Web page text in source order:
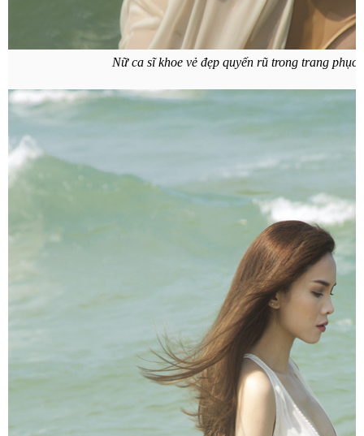
Nữ ca sĩ khoe vẻ đẹp quyến rũ trong trang phục